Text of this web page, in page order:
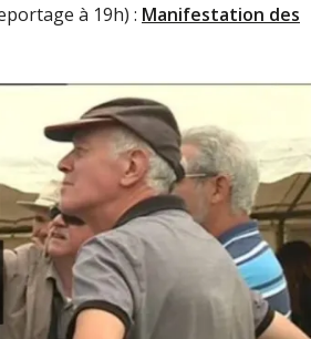
à 19h) : Manifestation des